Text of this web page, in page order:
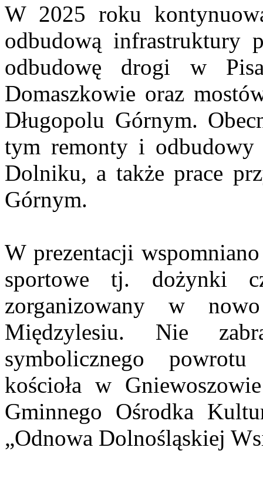
W 2025 roku
odbudową infrastruktury
odbudowę drogi w
Domaszkowie oraz
Długopolu Górnym.
tym remonty i odbudowy
Dolniku, a także prace
Górnym.
W prezentacji
sportowe tj. dożynki
zorganizowany w
Międzylesiu. Nie
symbolicznego
kościoła w
Gminnego Ośrodka
„Odnowa Dolnośląskiej